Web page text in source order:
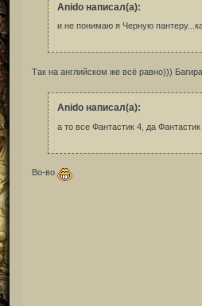
Anido написал(а):
и не понимаю я Черную
Так на английском же всё равно)))
Anido написал(а):
а то все Фантастик 4, да
Во-во